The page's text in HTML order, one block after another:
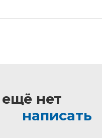
нет
написать